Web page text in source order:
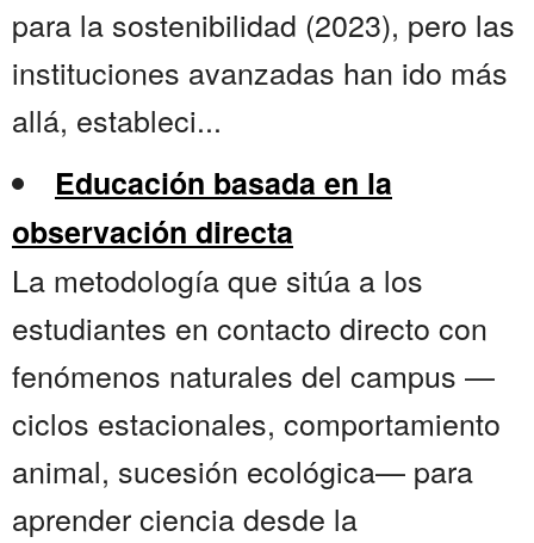
para la sostenibilidad (2023), pero las
instituciones avanzadas han ido más
allá, estableci...
Educación basada en la
observación directa
La metodología que sitúa a los
estudiantes en contacto directo con
fenómenos naturales del campus —
ciclos estacionales, comportamiento
animal, sucesión ecológica— para
aprender ciencia desde la